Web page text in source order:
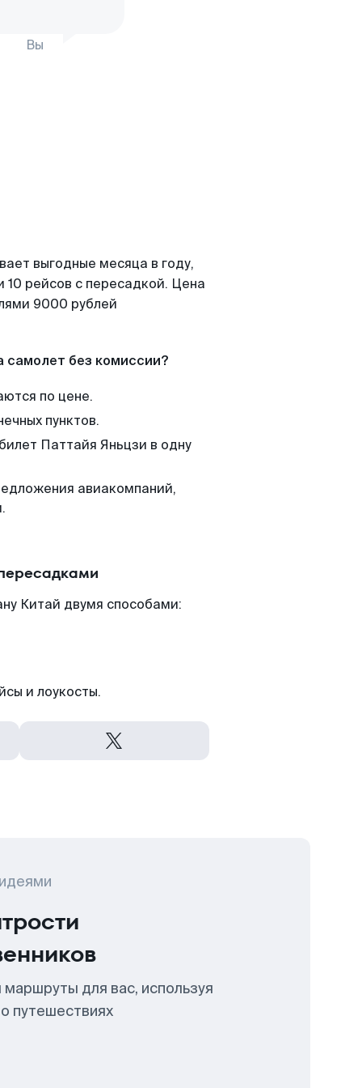
Вы
выгодные месяца в году,
рейсов с пересадкой. Цена
9000 рублей
самолет без комиссии?
по цене.
пунктов.
Паттайя Яньцзи в одну
авиакомпаний,
Китай двумя способами:
и лоукосты.
для вас, используя
путешествиях